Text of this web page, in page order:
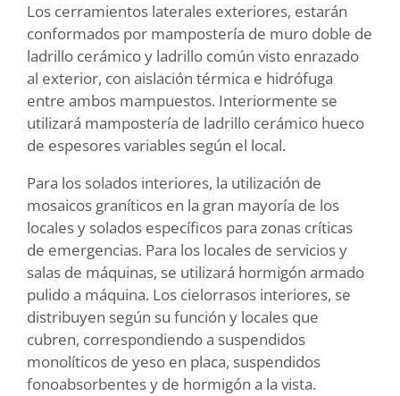
Los cerramientos laterales exteriores, estarán
conformados por mampostería de muro doble de
ladrillo cerámico y ladrillo común visto enrazado
al exterior, con aislación térmica e hidrófuga
entre ambos mampuestos. Interiormente se
utilizará mampostería de ladrillo cerámico hueco
de espesores variables según el local.
Para los solados interiores, la utilización de
mosaicos graníticos en la gran mayoría de los
locales y solados específicos para zonas críticas
de emergencias. Para los locales de servicios y
salas de máquinas, se utilizará hormigón armado
pulido a máquina. Los cielorrasos interiores, se
distribuyen según su función y locales que
cubren, correspondiendo a suspendidos
monolíticos de yeso en placa, suspendidos
fonoabsorbentes y de hormigón a la vista.